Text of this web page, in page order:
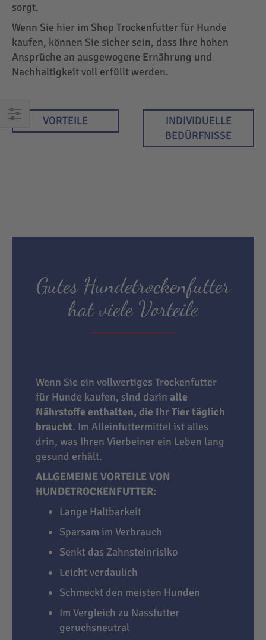
EINKAUFEN
sorgt.
Wenn Sie hier im Shop Trockenfutter für Hunde
kaufen, können Sie sicher sein, dass Ihre hohen
Ansprüche an ausgewogene Ernährung und
Nachhaltigkeit voll erfüllt werden.
VORTEILE
INDIVIDUELLE
BEDÜRFNISSE
Gutes Hundetrockenfutter
hat viele Vorteile
Wenn Sie ein vollwertiges Trockenfutter
für Hunde kaufen, sind darin alle
Nährstoffe enthalten, die Ihr Tier täglich
braucht. Im Alleinfuttermittel ist alles
drin, was Ihren Vierbeiner ein Leben lang
gesund erhält.
ALLGEMEINE VORTEILE VON
HUNDETROCKENFUTTER:
Lange Haltbarkeit
Sparsam im Verbrauch
Senkt das Zahnsteinrisiko
Leicht verdaulich
Schmeckt den meisten Hunden
Im Vergleich zu Nassfutter
geruchsneutral